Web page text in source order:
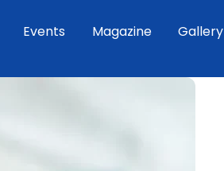
Events Magazine Gallery